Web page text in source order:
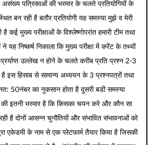
असंख्य पत्रिकाओं की भरमार के चलते प्रतियोगियों के
बन रही है बतौर प्रतियोगी यह समस्या मुझे व मेरी
है कई मुख्य परीक्षाओं के विश्लेष्णोपरांत हमारी टीम तथा
ने यह निष्कर्ष निकाला कि मुख्य परीक्षा में करेंट के तथ्यों
उल्लेख न होने के चलते करीब प्रति प्रश्न 2-3
है इस हिसाब से सामान्य अध्ययन के 3 प्रश्नपत्रों तथा
50नंबर का नुकसान होता है दूसरी बडी समस्या
इतनी भरमार है कि किसका चयन करे और कौन सा
है दोनों आसन्न चुनौतियों और संभावित संभावनाओं को
एकेडमी के नाम से एक प्लेटफार्म तैयार किया है जिसकी